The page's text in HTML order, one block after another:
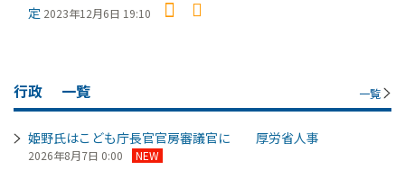
定 2023年12月6日 19:10
行政 一覧 一覧
姫野氏はこども庁長官官房審議官に 厚労省人事
2026年8月7日 0:00 NEW